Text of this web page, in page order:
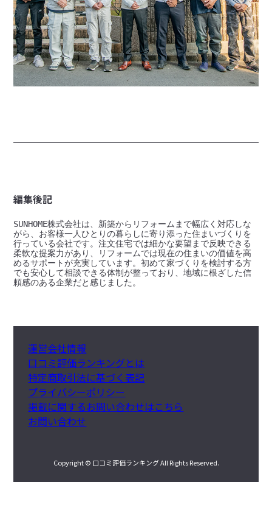
編集後記
SUNHOME株式会社は、新築からリフォームまで幅広く対応しな
がら、お客様一人ひとりの暮らしに寄り添った住まいづくりを
行っている会社です。注文住宅では細かな要望まで反映できる
柔軟な提案力があり、リフォームでは現在の住まいの価値を高
めるサポートが充実しています。初めて家づくりを検討する方
でも安心して相談できる体制が整っており、地域に根ざした信
頼感のある企業だと感じました。
運営会社情報
口コミ評価ランキングとは
特定商取引法に基づく表記
プライバシーポリシー
掲載に関するお問い合わせはこちら
お問い合わせ
Copyright © 口コミ評価ランキング All Rights Reserved.